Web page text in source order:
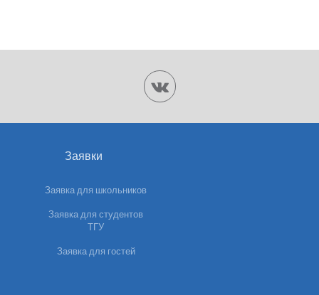
Заявки
Заявка для школьников
Заявка для студентов
ТГУ
Заявка для гостей